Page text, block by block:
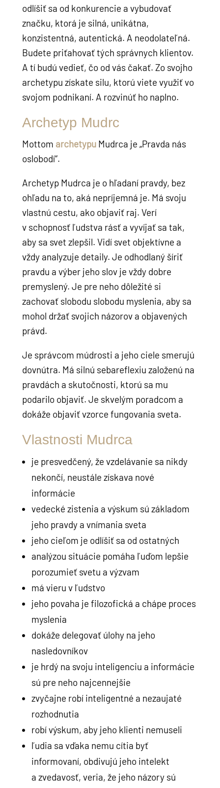
odlíšiť sa od konkurencie a vybudovať
značku, ktorá je silná, unikátna,
konzistentná, autentická. A neodolateľná.
Budete priťahovať tých správnych klientov.
A tí budú vedieť, čo od vás čakať. Zo svojho
archetypu získate silu, ktorú viete využiť vo
svojom podnikaní. A rozvinúť ho naplno.
Archetyp Mudrc
Mottom archetypuMudrca je „Pravda nás
oslobodí“.
Archetyp Mudrca je o hľadaní pravdy, bez
ohľadu na to, aká nepríjemná je. Má svoju
vlastnú cestu, ako objaviť raj. Verí
v schopnosť ľudstva rásť a vyvíjať sa tak,
aby sa svet zlepšil. Vidí svet objektívne a
vždy analyzuje detaily. Je odhodlaný šíriť
pravdu a výber jeho slov je vždy dobre
premyslený. Je pre neho dôležité si
zachovať slobodu slobodu myslenia, aby sa
mohol držať svojich názorov a objavených
právd.
Je správcom múdrosti a jeho ciele smerujú
dovnútra. Má silnú sebareflexiu založenú na
pravdách a skutočnosti, ktorú sa mu
podarilo objaviť. Je skvelým poradcom a
dokáže objaviť vzorce fungovania sveta.
Vlastnosti Mudrca
je presvedčený, že vzdelávanie sa nikdy
nekončí, neustále získava nové
informácie
vedecké zistenia a výskum sú základom
jeho pravdy a vnímania sveta
jeho cieľom je odlíšiť sa od ostatných
analýzou situácie pomáha ľuďom lepšie
porozumieť svetu a výzvam
má vieru v ľudstvo
jeho povaha je filozofická a chápe proces
myslenia
dokáže delegovať úlohy na jeho
nasledovníkov
je hrdý na svoju inteligenciu a informácie
sú pre neho najcennejšie
zvyčajne robí inteligentné a nezaujaté
rozhodnutia
robí výskum, aby jeho klienti nemuseli
ľudia sa vďaka nemu cítia byť
informovaní, obdivujú jeho intelekt
a zvedavosť, veria, že jeho názory sú